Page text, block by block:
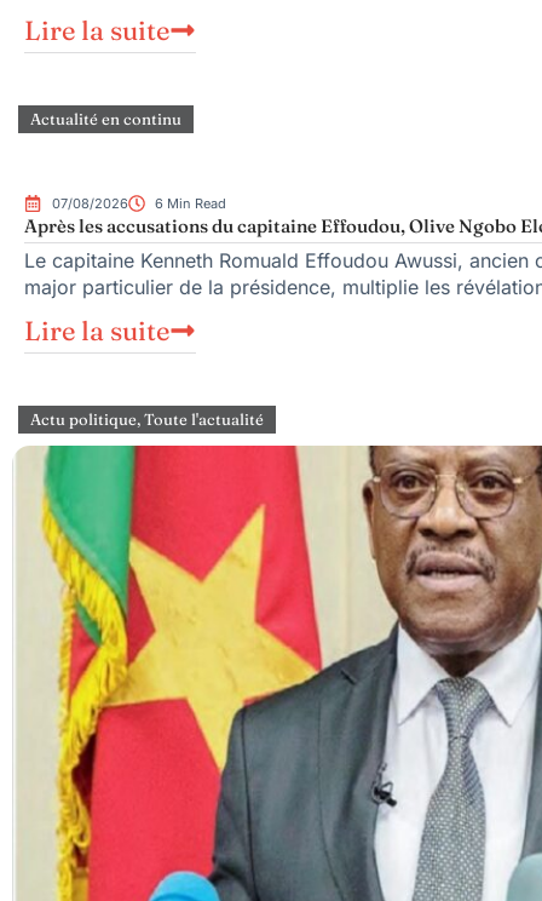
Lire la suite
Actualité en continu
07/08/2026 6 Min Read
Après les accusations du capitaine Effoudou, Olive Ngobo
Le capitaine Kenneth Romuald Effoudou Awussi,
major particulier de la présidence, multiplie les
Lire la suite
Actu politique,Toute l'actualité